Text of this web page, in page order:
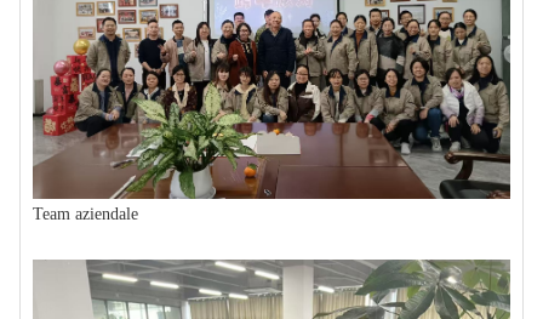
Team aziendale